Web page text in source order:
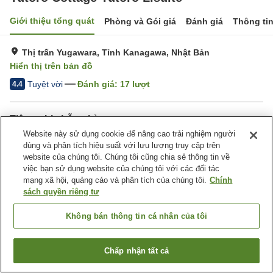
Giới thiệu tổng quát Phòng và Gói giá Đánh giá Thông
Thị trấn Yugawara, Tỉnh Kanagawa, Nhật Bản
Hiển thị trên bản đồ
4.4 Tuyệt vời Đánh giá: 17 lượt
Tiện nghi chỗ nghỉ
Nhà Tắm Công Cộng (Có
nước nóng)
Trang chủ Nhật Bản Tỉnh Kanagawa
Thị trấn Yugawara
Yutoro Cottage Yutoro Lisuite
Tìm phòng trống
Website này sử dụng cookie để nâng cao trải nghiệm người
dùng và phân tích hiệu suất với lưu lượng truy cập trên
website của chúng tôi. Chúng tôi cũng chia sẻ thông tin về
việc bạn sử dụng website của chúng tôi với các đối tác
mạng xã hội, quảng cáo và phân tích của chúng tôi. Chính
sách quyền riêng tư
Không bán thông tin cá nhân của tôi
Chấp nhận tất cả